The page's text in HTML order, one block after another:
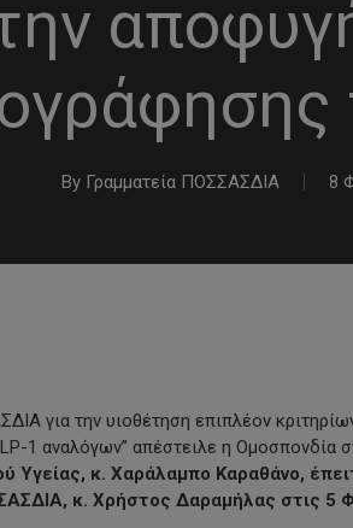
By Γραμματεία ΠΟΣΣΑΣΔΙΑ 8
για την υιοθέτηση επιπλέον
1 αναλόγων” απέστειλε η Ομοσπονδία
Υγείας, κ. Χαράλαμπο Καραθάνο,
κ. Χρήστος Δαραμήλας στις 5